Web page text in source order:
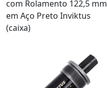
com Rolamento 122,5 mm
em Aço Preto Inviktus
(caixa)